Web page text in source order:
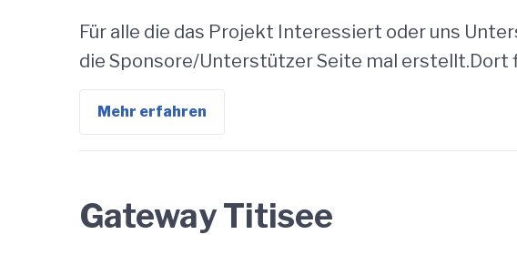
Für alle die das Projekt Interessiert oder uns
die Sponsore/Unterstützer Seite mal erstellt.Dort
Mehr erfahren
Gateway Titisee